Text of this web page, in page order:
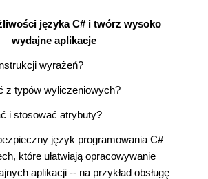
języka C# i twórz wysoko
wydajne aplikacje
wyrażeń?
z typów wyliczeniowych?
i stosować atrybuty?
język programowania C#
które ułatwiają opracowywanie
aplikacji -- na przykład obsługę